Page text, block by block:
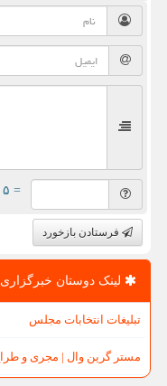
= ۵ بعلاوه ۲
فرستادن بازخورد
لینک دوستان خبرگزاری
تبلیغات انتخابات مجلس
مستر گرین وال | مجری و